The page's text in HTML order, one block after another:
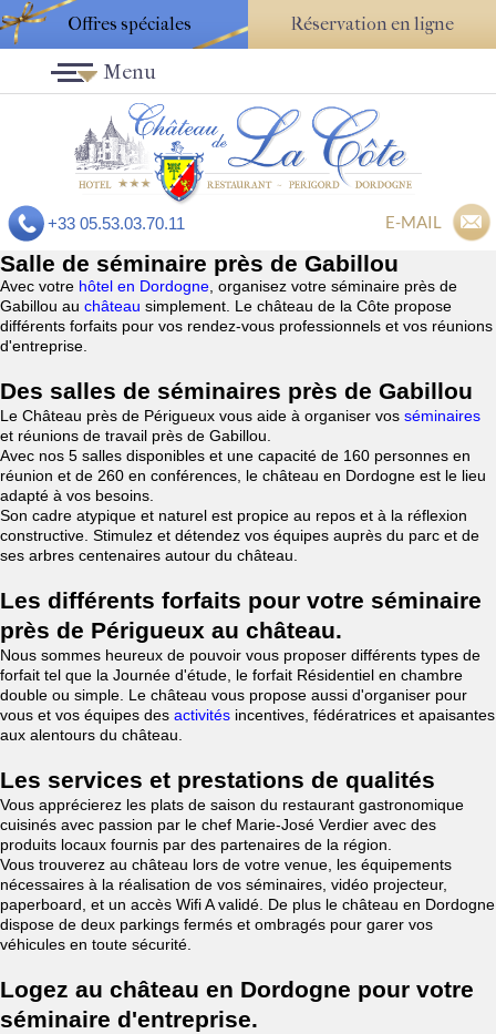
Offres spéciales Réservation en ligne
+33 05.53.03.70.11 E-MAIL
Menu
Salle de séminaire près de Gabillou
Avec votre hôtel en Dordogne , organisez votre séminaire près de
Gabillou au château simplement. Le château de la Côte propose
différents forfaits pour vos rendez-vous professionnels et vos réunions
d'entreprise.
Des salles de séminaires près de Gabillou
Le Château près de Périgueux vous aide à organiser vos séminaires
et réunions de travail près de Gabillou.
Avec nos 5 salles disponibles et une capacité de 160 personnes en
réunion et de 260 en conférences, le château en Dordogne est le lieu
adapté à vos besoins.
Son cadre atypique et naturel est propice au repos et à la réflexion
constructive. Stimulez et détendez vos équipes auprès du parc et de
ses arbres centenaires autour du château.
Les différents forfaits pour votre séminaire
près de Périgueux au château.
Nous sommes heureux de pouvoir vous proposer différents types de
forfait tel que la Journée d'étude, le forfait Résidentiel en chambre
double ou simple. Le château vous propose aussi d'organiser pour
vous et vos équipes des activités incentives, fédératrices et apaisantes
aux alentours du château.
Les services et prestations de qualités
Vous apprécierez les plats de saison du restaurant gastronomique
cuisinés avec passion par le chef Marie-José Verdier avec des
produits locaux fournis par des partenaires de la région.
Vous trouverez au château lors de votre venue, les équipements
nécessaires à la réalisation de vos séminaires, vidéo projecteur,
paperboard, et un accès Wifi A validé. De plus le château en Dordogne
dispose de deux parkings fermés et ombragés pour garer vos
véhicules en toute sécurité.
Logez au château en Dordogne pour votre
séminaire d'entreprise.